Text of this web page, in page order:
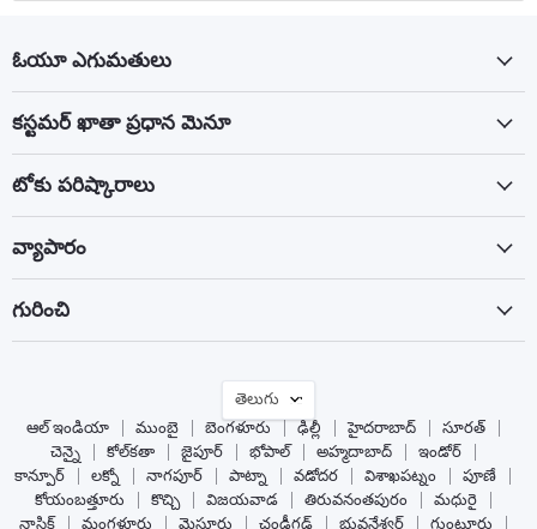
ఓయూ ఎగుమతులు
కస్టమర్ ఖాతా ప్రధాన మెనూ
టోకు పరిష్కారాలు
వ్యాపారం
గురించి
భాష
తెలుగు
ఆల్ ఇండియా
ముంబై బెంగళూరు ఢిల్లీ హైదరాబాద్
సూరత్
చెన్నై
కోల్‌కతా జైపూర్ భోపాల్ అహ్మదాబాద్
ఇండోర్
కాన్పూర్
లక్నో నాగపూర్ పాట్నా వడోదర విశాఖపట్నం
పూణే
కోయంబత్తూరు
కొచ్చి విజయవాడ తిరువనంతపురం
మధురై
నాసిక్
మంగళూరు మైసూరు చండీగఢ్ భువనేశ్వర్ గుంటూరు